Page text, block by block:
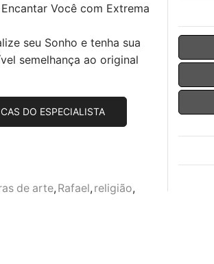
Você com Extrema
seu Sonho e tenha sua
semelhança ao original
DO ESPECIALISTA
de arte, Rafael, religião,